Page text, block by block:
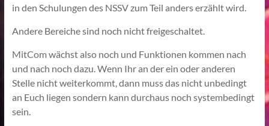
in den Schulungen des NSSV zum Teil anders erzählt wird.
Andere Bereiche sind noch nicht freigeschaltet.
MitCom wächst also noch und Funktionen kommen nach
und nach noch dazu. Wenn Ihr an der ein oder anderen
Stelle nicht weiterkommt, dann muss das nicht unbedingt
an Euch liegen sondern kann durchaus noch systembedingt
sein.